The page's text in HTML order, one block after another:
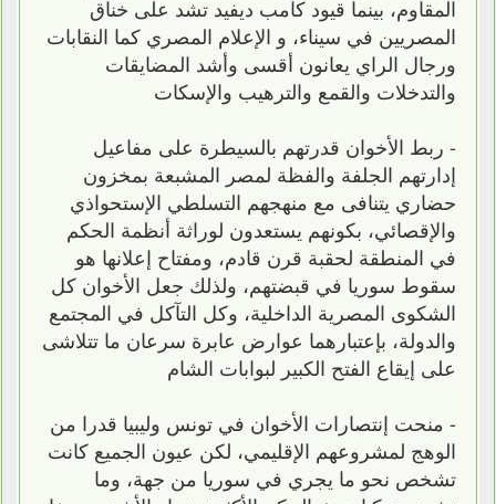
المقاوم، بينما قيود كامب ديفيد تشد على خناق
المصريين في سيناء، و الإعلام المصري كما النقابات
ورجال الراي يعانون أقسى وأشد المضايقات
والتدخلات والقمع والترهيب والإسكات
- ربط الأخوان قدرتهم بالسيطرة على مفاعيل
إدارتهم الجلفة والفظة لمصر المشبعة بمخزون
حضاري يتنافى مع منهجهم التسلطي الإستحواذي
والإقصائي، بكونهم يستعدون لوراثة أنظمة الحكم
في المنطقة لحقبة قرن قادم، ومفتاح إعلانها هو
سقوط سوريا في قبضتهم، ولذلك جعل الأخوان كل
الشكوى المصرية الداخلية، وكل التآكل في المجتمع
والدولة، بإعتبارهما عوارض عابرة سرعان ما تتلاشى
على إيقاع الفتح الكبير لبوابات الشام
- منحت إنتصارات الأخوان في تونس وليبيا قدرا من
الوهج لمشروعهم الإقليمي، لكن عيون الجميع كانت
تشخص نحو ما يجري في سوريا من جهة، وما